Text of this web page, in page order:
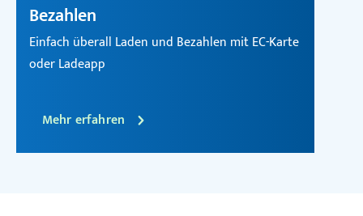
Bezahlen
Einfach überall Laden und Bezahlen mit EC-Karte
oder Ladeapp
Mehr erfahren